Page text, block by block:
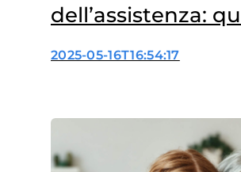
dell’assistenza:
cura anticipa il
2025-05-16T16:54:17